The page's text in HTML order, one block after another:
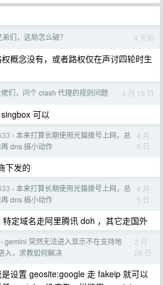
弟们，这局怎么破？ 4 天前
概念没有，或者路权仅在声讨四轮时生
们，问个 clash 代理的规则问题 4 月 15 日
可以
› 本来打算长期使用光猫拨号上网，总
dns 搞小动作
4 月
5 日
下发的
› 本来打算长期使用光猫拨号上网，总
dns 搞小动作
4 月
5 日
定域名走阿里腾讯 doh ，其它走国外
› gemini 突然无法进入显示不在支持地
入，求教如何解决
2 月
26 日
设置 geosite:google 走 fakeip 就可以